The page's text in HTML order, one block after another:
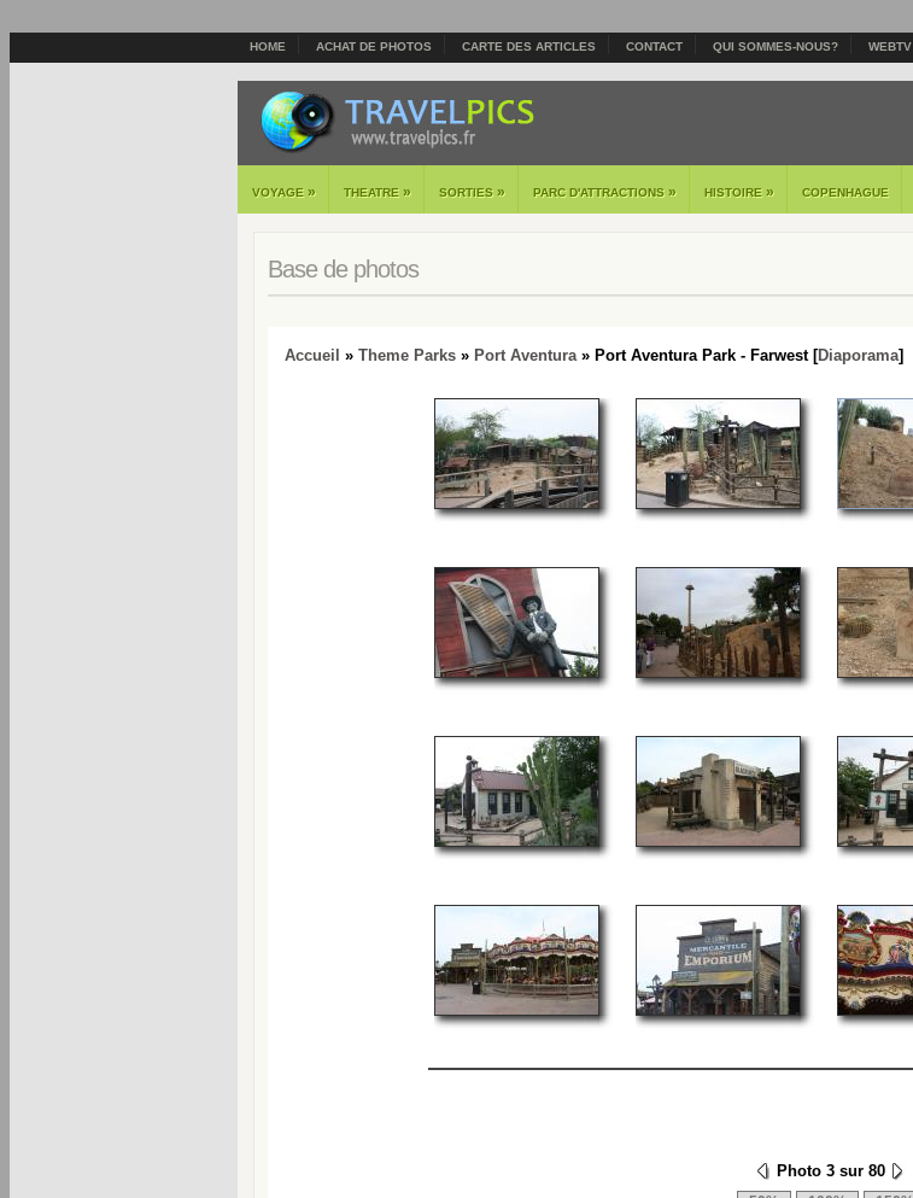
HOME ACHAT DE PHOTOS CARTE DES ARTICLES CONTACT QUI SOMMES-NOUS? WEBTV
VOYAGE » THEATRE » SORTIES » PARC D'ATTRACTIONS » HISTOIRE » COPENHAGUE
Base de photos
Accueil » Theme Parks » Port Aventura» Port Aventura Park - Farwest [Diaporama]
Photo 3 sur 80